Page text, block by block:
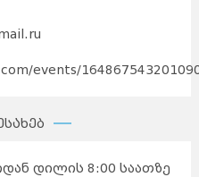
events/
დილის 8:00 საათზე